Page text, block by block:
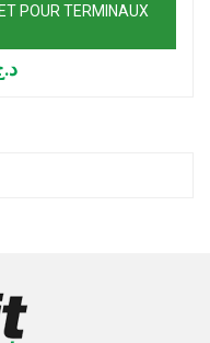
POUR TERMINAUX